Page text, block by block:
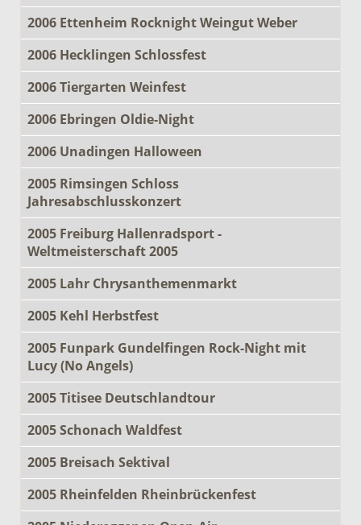
2006 Ettenheim Rocknight Weingut Weber
2006 Hecklingen Schlossfest
2006 Tiergarten Weinfest
2006 Ebringen Oldie-Night
2006 Unadingen Halloween
2005 Rimsingen Schloss
Jahresabschlusskonzert
2005 Freiburg Hallenradsport -
Weltmeisterschaft 2005
2005 Lahr Chrysanthemenmarkt
2005 Kehl Herbstfest
2005 Funpark Gundelfingen Rock-Night mit
Lucy (No Angels)
2005 Titisee Deutschlandtour
2005 Schonach Waldfest
2005 Breisach Sektival
2005 Rheinfelden Rheinbrückenfest